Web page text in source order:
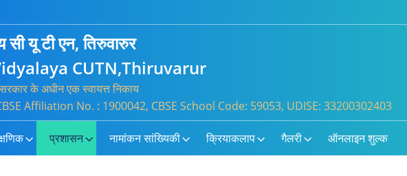
सी यू टी एन, तिरुवारुर
CUTN,Thiruvarur
सरकार के अधीन एक स्वायत्त निकाय
Affiliation No. : 1900042, CBSE School Code: 59053, UDISE: 33200302403
प्रशासन नामांकन सांख्यिकी क्रियाकलाप गैलरी ऑनलाइन शुल्क